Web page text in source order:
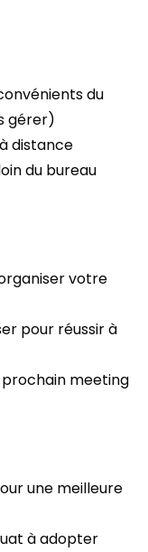
du
gérer)
distance
du bureau
votre
pour réussir à
meeting
une meilleure
à adopter